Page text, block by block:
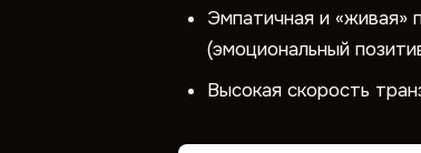
Эмпатичная и
(эмоциональный
Высокая скорость